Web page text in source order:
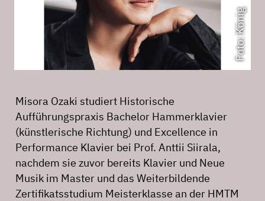
Foto: König
Misora Ozaki studiert Historische
Aufführungspraxis Bachelor Hammerklavier
(künstlerische Richtung) und Excellence in
Performance Klavier bei Prof. Anttii Siirala,
nachdem sie zuvor bereits Klavier und Neue
Musik im Master und das Weiterbildende
Zertifikatsstudium Meisterklasse an der HMTM